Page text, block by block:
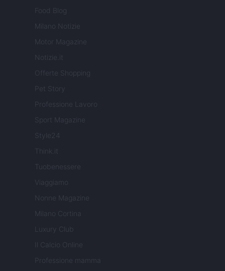
Food Blog
Milano Notizie
Motor Magazine
Notizie.it
Offerte Shopping
Pet Story
Professione Lavoro
Sport Magazine
Style24
Think.it
Tuobenessere
Viaggiamo
Nonne Magazine
Milano Cortina
Luxury Club
Il Calcio Online
Professione mamma